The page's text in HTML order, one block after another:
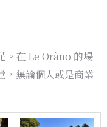
。在 Le Oràno 的場
，無論個人或是商業